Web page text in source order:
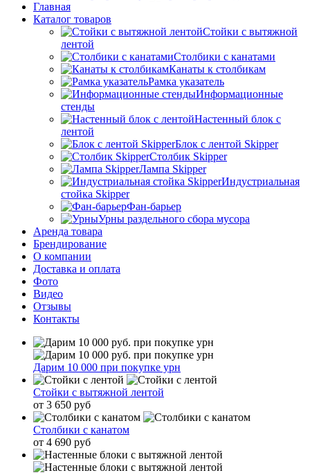
Главная
Каталог товаров
Стойки с вытяжной
лентой
Столбики с канатами
Канаты к столбикам
Рамка указатель
Информационные
стенды
Настенный блок с
лентой
Блок с лентой Skipper
Столбик Skipper
Лампа Skipper
Индустриальная
стойка Skipper
Фан-барьер
Урны раздельного сбора мусора
Аренда товара
Брендирование
О компании
Доставка и оплата
Фото
Видео
Отзывы
Контакты
Дарим 10 000 при покупке урн
Стойки с вытяжной лентой
от 3 650 руб
Столбики с канатом
от 4 690 руб